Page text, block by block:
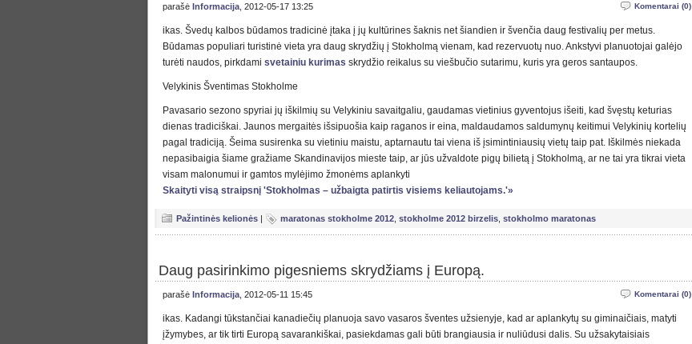
Komentarai (0)
parašė Informacija , 2012-05-17 13:25
ikas. Švedų kalbos būdamos tradicinė įtaka į jų kultūrines šaknis net šiandien ir švenčia daug festivalių per metus.
Būdamas populiari turistinė vieta yra daug skrydžių į Stokholmą vienam, kad rezervuotų nuo. Ankstyvi planuotojai galėjo
turėti naudos, pirkdami svetainiu kurimas skrydžio reikalus su viešbučio sutarimu, kuris yra geros santaupos.
Velykinis Šventimas Stokholme
Pavasario sezono spyriai jų iškilmių su Velykiniu savaitgaliu, gaudamas vietinius gyventojus išeiti, kad švęstų keturias
dienas tradiciškai. Jaunos mergaitės išsipuošia kaip raganos ir eina, maldaudamos saldumynų keitimui Velykinių kortelių
pagal tradiciją. Šeima susirenka su vietiniu maistu, aptarnautu tai viena iš įsimintiniausių vietų taip pat. Iškilmės niekada
nepasibaigia šiame gražiame Skandinavijos mieste taip, ar jūs užvaldote pigų bilietą į Stokholmą, ar ne tai yra tikrai vieta
visam malonumui ir gamtos mylėjimo žmonėms aplankyti
Skaityti visą straipsnį 'Stokholmas – užbaigta patirtis visiems keliautojams.'»
Pažintinės kelionės | maratonas stokholme 2012 stokholme 2012 birzelis stokholmo maratonas
Daug pasirinkimo pigesniems skrydžiams į Europą.
Komentarai (0)
parašė Informacija , 2012-05-11 15:45
ikas. Kadangi tūkstančiai kanadiečių planuoja savo vasaros šventes užsienyje, kad ar aplankytų su giminaičiais, matyti
įžymybes, ar tik tirti Europą savarankiškai, pasiekdamas gali būti brangiausia ir nuliūdusi dalis. Su užsakytaisiais